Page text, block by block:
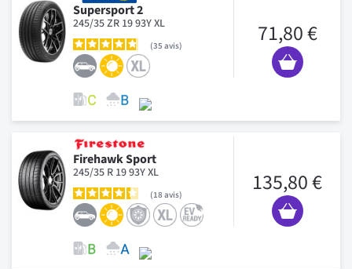
Supersport 2
245/35 ZR 19 93Y XL
35 avis 71,80 €
Firehawk Sport
245/35 R 19 93Y XL
18 avis 135,80 €